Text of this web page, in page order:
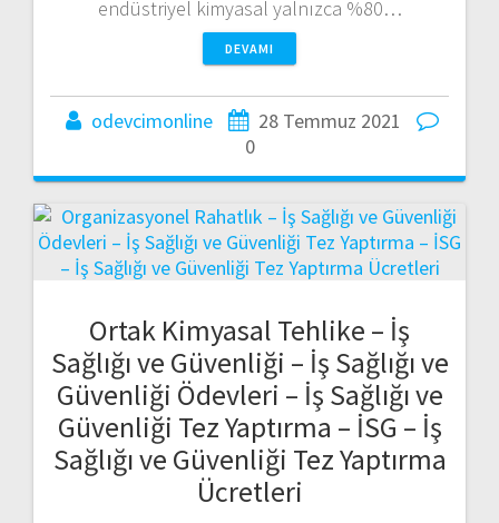
Ortak Kimyasal Tehlike – İş
Sağlığı ve Güvenliği – İş Sağlığı ve
Güvenliği Ödevleri – İş Sağlığı ve
Güvenliği Tez Yaptırma – İSG – İş
Sağlığı ve Güvenliği Tez Yaptırma
Ücretleri